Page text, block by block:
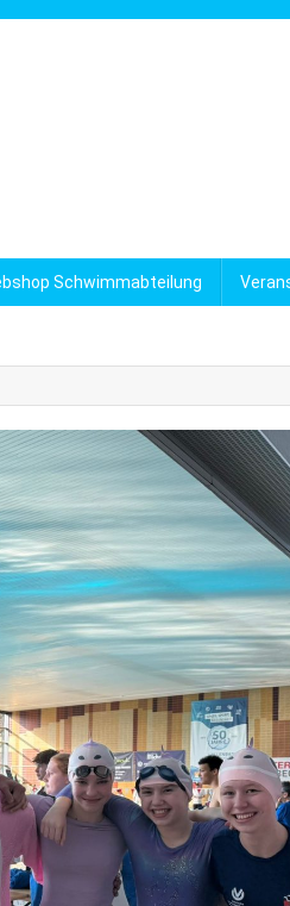
Schwimmabteilung